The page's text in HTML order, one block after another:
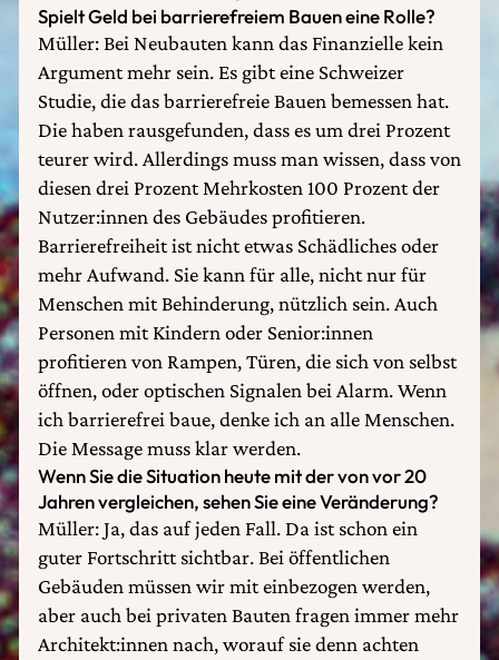
Spielt Geld bei barrierefreiem Bauen eine Rolle?
Müller: Bei Neubauten kann das Finanzielle kein
Argument mehr sein. Es gibt eine Schweizer
Studie, die das barrierefreie Bauen bemessen hat.
Die haben rausgefunden, dass es um drei Prozent
teurer wird. Allerdings muss man wissen, dass von
diesen drei Prozent Mehrkosten 100 Prozent der
Nutzer:innen des Gebäudes profitieren.
Barrierefreiheit ist nicht etwas Schädliches oder
mehr Aufwand. Sie kann für alle, nicht nur für
Menschen mit Behinderung, nützlich sein. Auch
Personen mit Kindern oder Senior:innen
profitieren von Rampen, Türen, die sich von selbst
öffnen, oder optischen Signalen bei Alarm. Wenn
ich barrierefrei baue, denke ich an alle Menschen.
Die Message muss klar werden.
Wenn Sie die Situation heute mit der von vor 20
Jahren vergleichen, sehen Sie eine Veränderung?
Müller: Ja, das auf jeden Fall. Da ist schon ein
guter Fortschritt sichtbar. Bei öffentlichen
Gebäuden müssen wir mit einbezogen werden,
aber auch bei privaten Bauten fragen immer mehr
Architekt:innen nach, worauf sie denn achten